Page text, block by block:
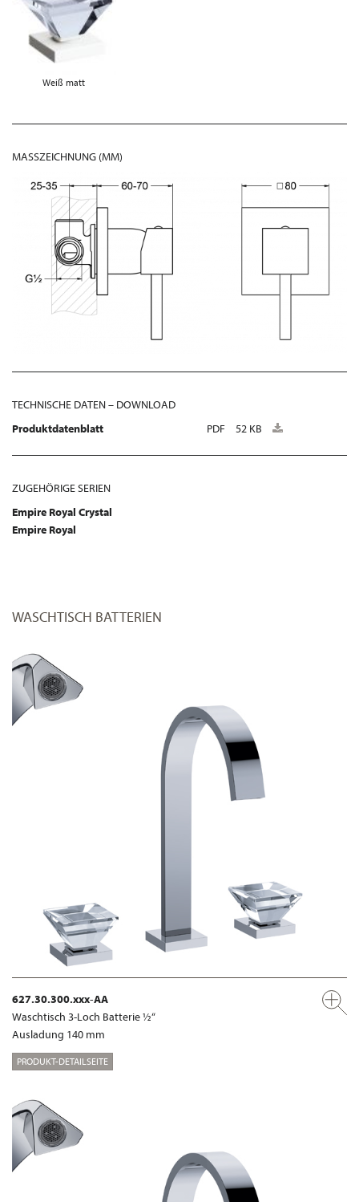
Weiß matt
MASSZEICHNUNG (MM)
TECHNISCHE DATEN – DOWNLOAD
Produktdatenblatt
PDF 52 KB
ZUGEHÖRIGE SERIEN
Empire Royal Crystal
Empire Royal
WASCHTISCH BATTERIEN
627.30.300.xxx-AA
Waschtisch 3-Loch Batterie ½“
Ausladung 140 mm
PRODUKT-DETAILSEITE